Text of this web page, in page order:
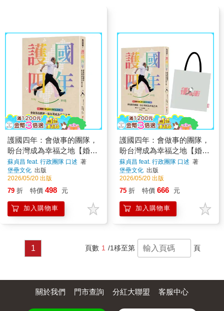
護國四年：會做事的團隊，
盼台灣成為幸福之地【婚姻
平權七週年彩虹紀念版】
蘇貞昌 feat. 行政團隊 口述 著
堡壘文化 出版
2026/05/20 出版
79 折 特價 498 元
加入購物車
護國四年：會做事的團隊，
盼台灣成為幸福之地【婚姻
平權七週年限量紀念套組】
蘇貞昌 feat. 行政團隊 口述 著
堡壘文化 出版
2026/05/20 出版
75 折 特價 666 元
加入購物車
1 頁數 1 /1移至第 頁
關於我們 門市查詢 分紅大聯盟 客服中心